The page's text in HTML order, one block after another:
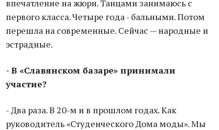
впечатление на жюри. Танцами занимаюсь с
первого класса. Четыре года - бальными. Потом
перешла на современные. Сейчас — народные и
эстрадные.
- В «Славянском базаре» принимали
участие?
- Два раза. В 20-м и в прошлом годах. Как
руководитель «Студенческого Дома моды». Мы